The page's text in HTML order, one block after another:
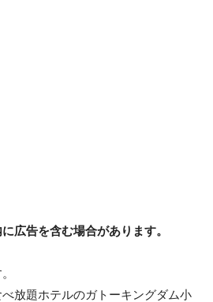
広告を含む場合があります。
放題ホテルのガトーキングダム小